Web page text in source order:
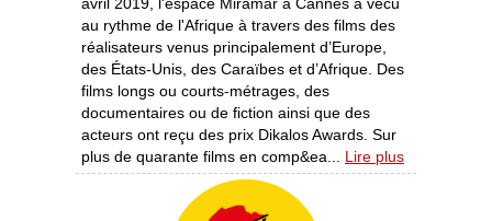
au rythme de l'Afrique à travers des films des
réalisateurs venus principalement d’Europe,
des États-Unis, des Caraïbes et d’Afrique. Des
films longs ou courts-métrages, des
documentaires ou de fiction ainsi que des
acteurs ont reçu des prix Dikalos Awards. Sur
plus de quarante films en comp&ea... Lire plus